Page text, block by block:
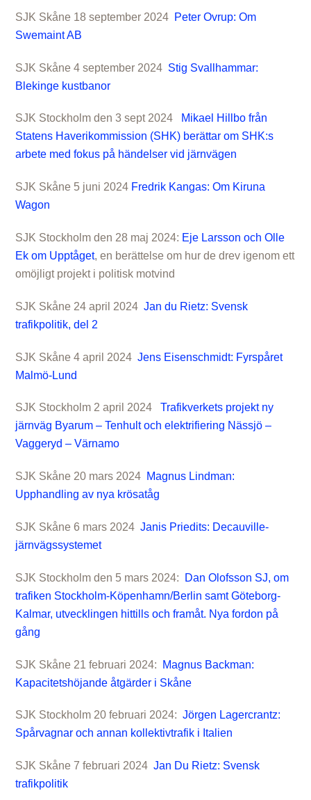
SJK Skåne 18 september 2024 Peter Ovrup: Om
Swemaint AB
SJK Skåne 4 september 2024 Stig Svallhammar:
Blekinge kustbanor
SJK Stockholm den 3 sept 2024 Mikael Hillbo från
Statens Haverikommission (SHK) berättar om SHK:s
arbete med fokus på händelser vid järnvägen
SJK Skåne 5 juni 2024 Fredrik Kangas: Om Kiruna
Wagon
SJK Stockholm den 28 maj 2024: Eje Larsson och Olle
Ek om Upptåget, en berättelse om hur de drev igenom ett
omöjligt projekt i politisk motvind
SJK Skåne 24 april 2024Jan du Rietz: Svensk
trafikpolitik, del 2
SJK Skåne 4 april 2024Jens Eisenschmidt: Fyrspåret
Malmö-Lund
SJK Stockholm 2 april 2024Trafikverkets projekt ny
järnväg Byarum – Tenhult och elektrifiering Nässjö –
Vaggeryd – Värnamo
SJK Skåne 20 mars 2024 Magnus Lindman:
Upphandling av nya krösatåg
SJK Skåne 6 mars 2024Janis Priedits: Decauville-
järnvägssystemet
SJK Stockholm den 5 mars 2024: Dan Olofsson SJ, om
trafiken Stockholm-Köpenhamn/Berlin samt Göteborg-
Kalmar, utvecklingen hittills och framåt. Nya fordon på
gång
SJK Skåne 21 februari 2024: Magnus Backman:
Kapacitetshöjande åtgärder i Skåne
SJK Stockholm 20 februari 2024:Jörgen Lagercrantz:
Spårvagnar och annan kollektivtrafik i Italien
SJK Skåne 7 februari 2024Jan Du Rietz: Svensk
trafikpolitik